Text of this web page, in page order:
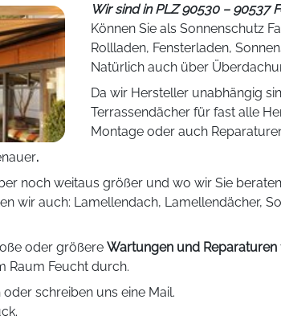
Wir sind in PLZ 90530 – 90537
Können Sie als Sonnenschutz
Rollladen, Fensterladen,
Natürlich auch über
Da wir Hersteller unabhängig
Terrassendächer für fast alle
Montage oder auch
.
noch weitaus größer und wo wir Sie
wir auch: Lamellendach, Lamellendächer,
oder größere Wartungen und Reparaturen
Raum Feucht durch.
schreiben uns eine Mail.